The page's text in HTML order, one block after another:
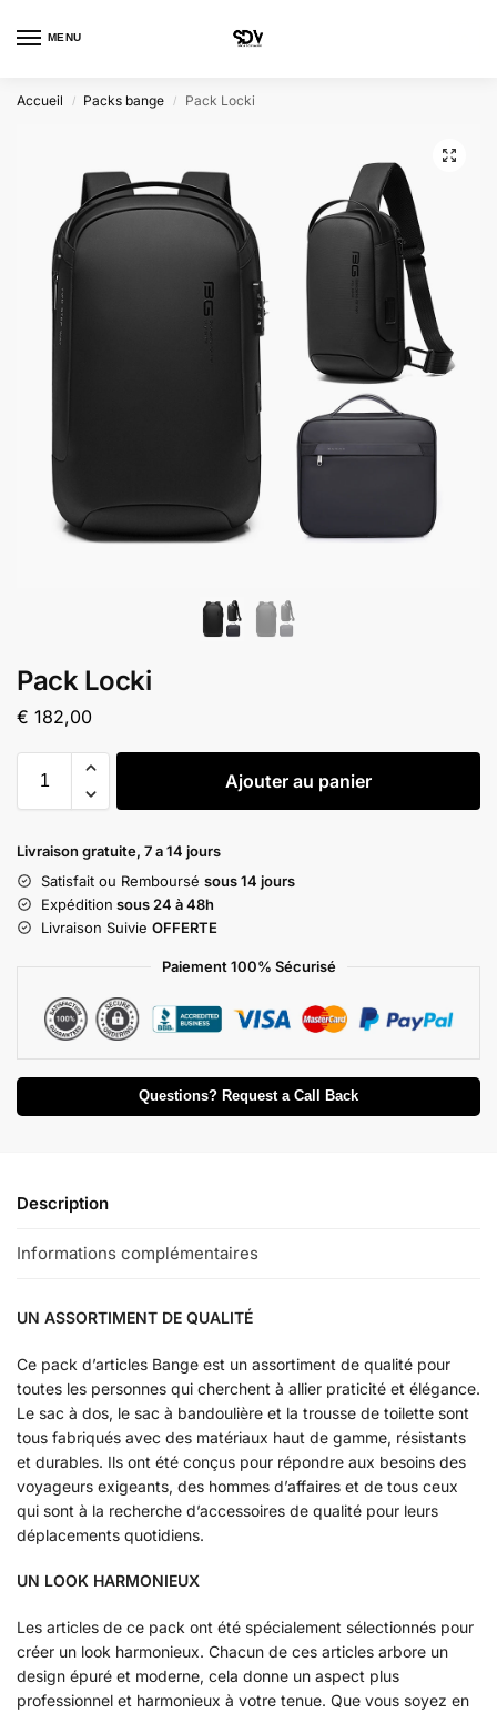
MENU
Accueil / Packs bange / Pack Locki
Pack Locki
€ 182,00
Ajouter au panier
Livraison gratuite, 7 a 14 jours
Satisfait ou Remboursé sous 14 jours
Expédition sous 24 à 48h
Livraison Suivie OFFERTE
Paiement 100% Sécurisé
Questions? Request a Call Back
Description
Informations complémentaires
UN ASSORTIMENT DE QUALITÉ
Ce pack d’articles Bange est un assortiment de qualité pour
toutes les personnes qui cherchent à allier praticité et élégance.
Le sac à dos, le sac à bandoulière et la trousse de toilette sont
tous fabriqués avec des matériaux haut de gamme, résistants
et durables. Ils ont été conçus pour répondre aux besoins des
voyageurs exigeants, des hommes d’affaires et de tous ceux
qui sont à la recherche d’accessoires de qualité pour leurs
déplacements quotidiens.
UN LOOK HARMONIEUX
Les articles de ce pack ont été spécialement sélectionnés pour
créer un look harmonieux. Chacun de ces articles arbore un
design épuré et moderne, cela donne un aspect plus
professionnel et harmonieux à votre tenue. Que vous soyez en